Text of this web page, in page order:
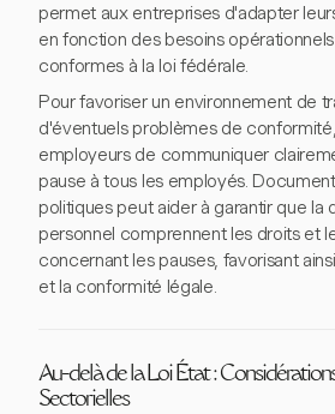
permet aux entreprises d'adapter
en fonction des besoins
conformes à la loi fédérale.
Pour favoriser un environnement de
d'éventuels problèmes de
employeurs de communiquer
pause à tous les employés.
politiques peut aider à garantir que la
personnel comprennent les droits et
concernant les pauses, favorisant
et la conformité légale.
Au-delà de la Loi État :
Sectorielles